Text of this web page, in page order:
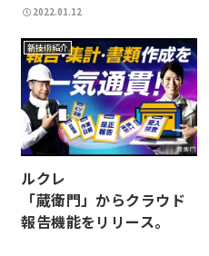
2022.01.12
新技術紹介
ルクレ
「蔵衛門」からクラウド
報告機能をリリース。